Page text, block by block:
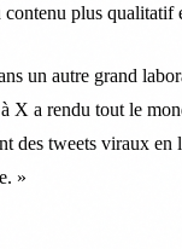
plus qualitatif
un autre grand
X a rendu tout le
des tweets viraux en
»